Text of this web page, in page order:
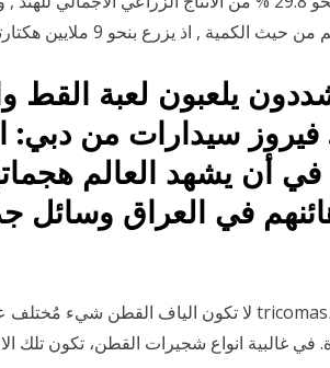
الكمية , اذ يزرع بنحو 9 ملايين هكتارتنتج حوالي 14.2 مليون باله من الياف القطن
يلعبون لعبة القط
فيروز سيدارات من
في أن يشهد العالم
في العراق